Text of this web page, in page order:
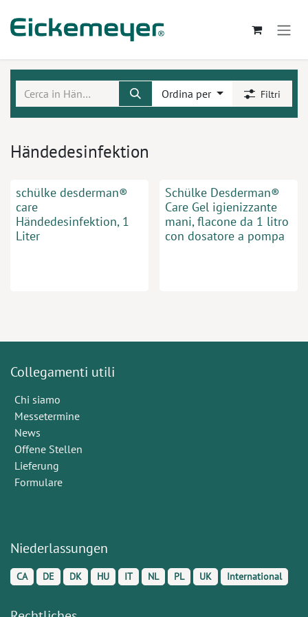
Ordina per Filtri
Händedesinfektion
schülke desderman®
care
Händedesinfektion, 1
Liter
Schülke Desderman®
Care Gel igienizzante
mani, flacone da 1 litro
con dosatore a pompa
Collegamenti utili
Chi siamo
Messetermine
News
Offene Stellen
Lieferung
Formulare
Niederlassungen
CA DE DK HU IT NL PL UK International